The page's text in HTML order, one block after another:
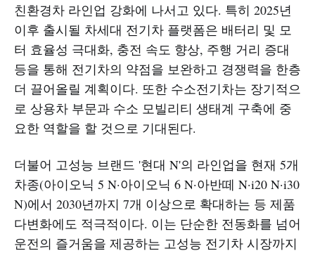
친환경차 라인업 강화에 나서고 있다. 특히 2025년
이후 출시될 차세대 전기차 플랫폼은 배터리 및 모
터 효율성 극대화, 충전 속도 향상, 주행 거리 증대
등을 통해 전기차의 약점을 보완하고 경쟁력을 한층
더 끌어올릴 계획이다. 또한 수소전기차는 장기적으
로 상용차 부문과 수소 모빌리티 생태계 구축에 중
요한 역할을 할 것으로 기대된다.
더불어 고성능 브랜드 '현대 N'의 라인업을 현재 5개
차종(아이오닉 5 N·아이오닉 6 N·아반떼 N·i20 N·i30
N)에서 2030년까지 7개 이상으로 확대하는 등 제품
다변화에도 적극적이다. 이는 단순한 전동화를 넘어
운전의 즐거움을 제공하는 고성능 전기차 시장까지